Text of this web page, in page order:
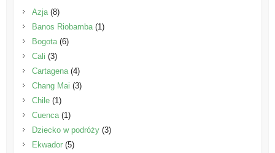
Azja(8)
Banos Riobamba(1)
Bogota(6)
Cali (3)
Cartagena(4)
Chang Mai (3)
Chile(1)
Cuenca(1)
Dziecko w podróży(3)
Ekwador(5)